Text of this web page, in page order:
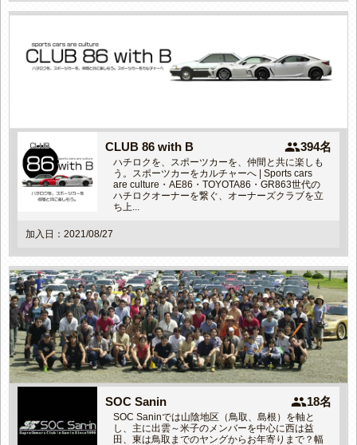
CLUB 86 with B people394名
ハチロクを、スポーツカーを、仲間と共に楽しも
う。スポーツカーをカルチャーへ | Sports cars
are culture・AE86・TOYOTA86・GR863世代の
ハチロクオーナーを繋ぐ、オーナーズクラブを立
ち上...
加入日：2021/08/27
SOC Sanin people18名
SOC Saninでは山陰地区（鳥取、島根）を軸と
し、主に出雲～米子のメンバーを中心に西は益
田、東は鳥取までのヤングからお年寄りまで？幅